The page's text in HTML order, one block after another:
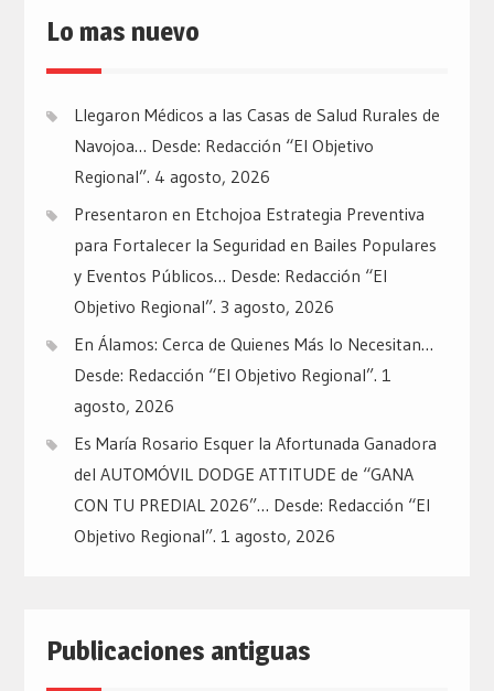
Lo mas nuevo
Llegaron Médicos a las Casas de Salud Rurales de
Navojoa… Desde: Redacción “El Objetivo
Regional”. 4 agosto, 2026
Presentaron en Etchojoa Estrategia Preventiva
para Fortalecer la Seguridad en Bailes Populares
y Eventos Públicos… Desde: Redacción “El
Objetivo Regional”. 3 agosto, 2026
En Álamos: Cerca de Quienes Más lo Necesitan…
Desde: Redacción “El Objetivo Regional”. 1
agosto, 2026
Es María Rosario Esquer la Afortunada Ganadora
del AUTOMÓVIL DODGE ATTITUDE de “GANA
CON TU PREDIAL 2026”… Desde: Redacción “El
Objetivo Regional”. 1 agosto, 2026
Publicaciones antiguas